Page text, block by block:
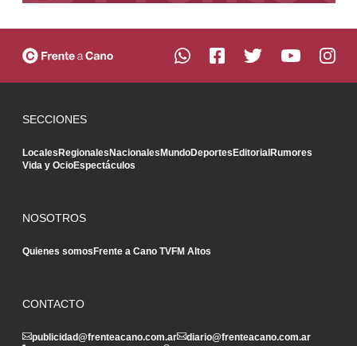
SECCIONES
Locales Regionales Nacionales MundoDeportes Editorial Rumores
Vida y OcioEspectáculos
NOSOTROS
Quienes somos Frente a Cano TVFM Altos
CONTACTO
publicidad@frenteacano.com.ar
diario@frenteacano.com.ar